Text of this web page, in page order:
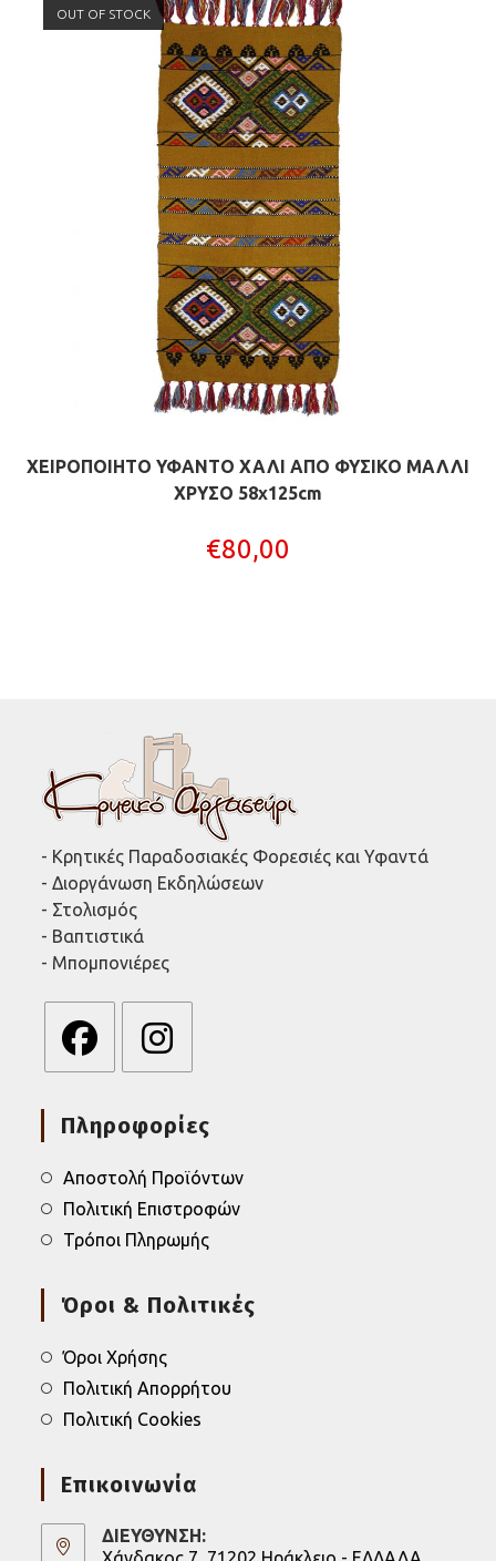
OUT OF STOCK
ΧΕΙΡΟΠΟΙΗΤΟ ΥΦΑΝΤΟ ΧΑΛΙ ΑΠΟ ΦΥΣΙΚΟ ΜΑΛΛΙ
ΧΡΥΣΟ 58x125cm
€80,00
- Κρητικές Παραδοσιακές Φορεσιές και Υφαντά
- Διοργάνωση Εκδηλώσεων
- Στολισμός
- Βαπτιστικά
- Μπομπονιέρες
in
tab
a
tab
Πληροφορίες
Αποστολή Προϊόντων
Πολιτική Επιστροφών
Τρόποι Πληρωμής
Όροι & Πολιτικές
Όροι Χρήσης
Πολιτική Απορρήτου
Πολιτική Cookies
Επικοινωνία
ΔΙΕΥΘΥΝΣΗ: